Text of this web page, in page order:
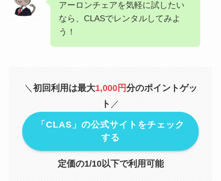
アーロンチェアを気軽に試したい
なら、CLASでレンタルしてみよ
う！
＼ 初回利用は最大1,000円分のポイントゲッ
ト ／
「CLAS」の公式サイトをチェック
する
定価の1/10以下で利用可能